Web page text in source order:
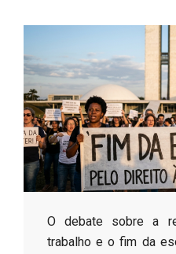
s
o
B
r
​O debate sobre a
trabalho e o fim da